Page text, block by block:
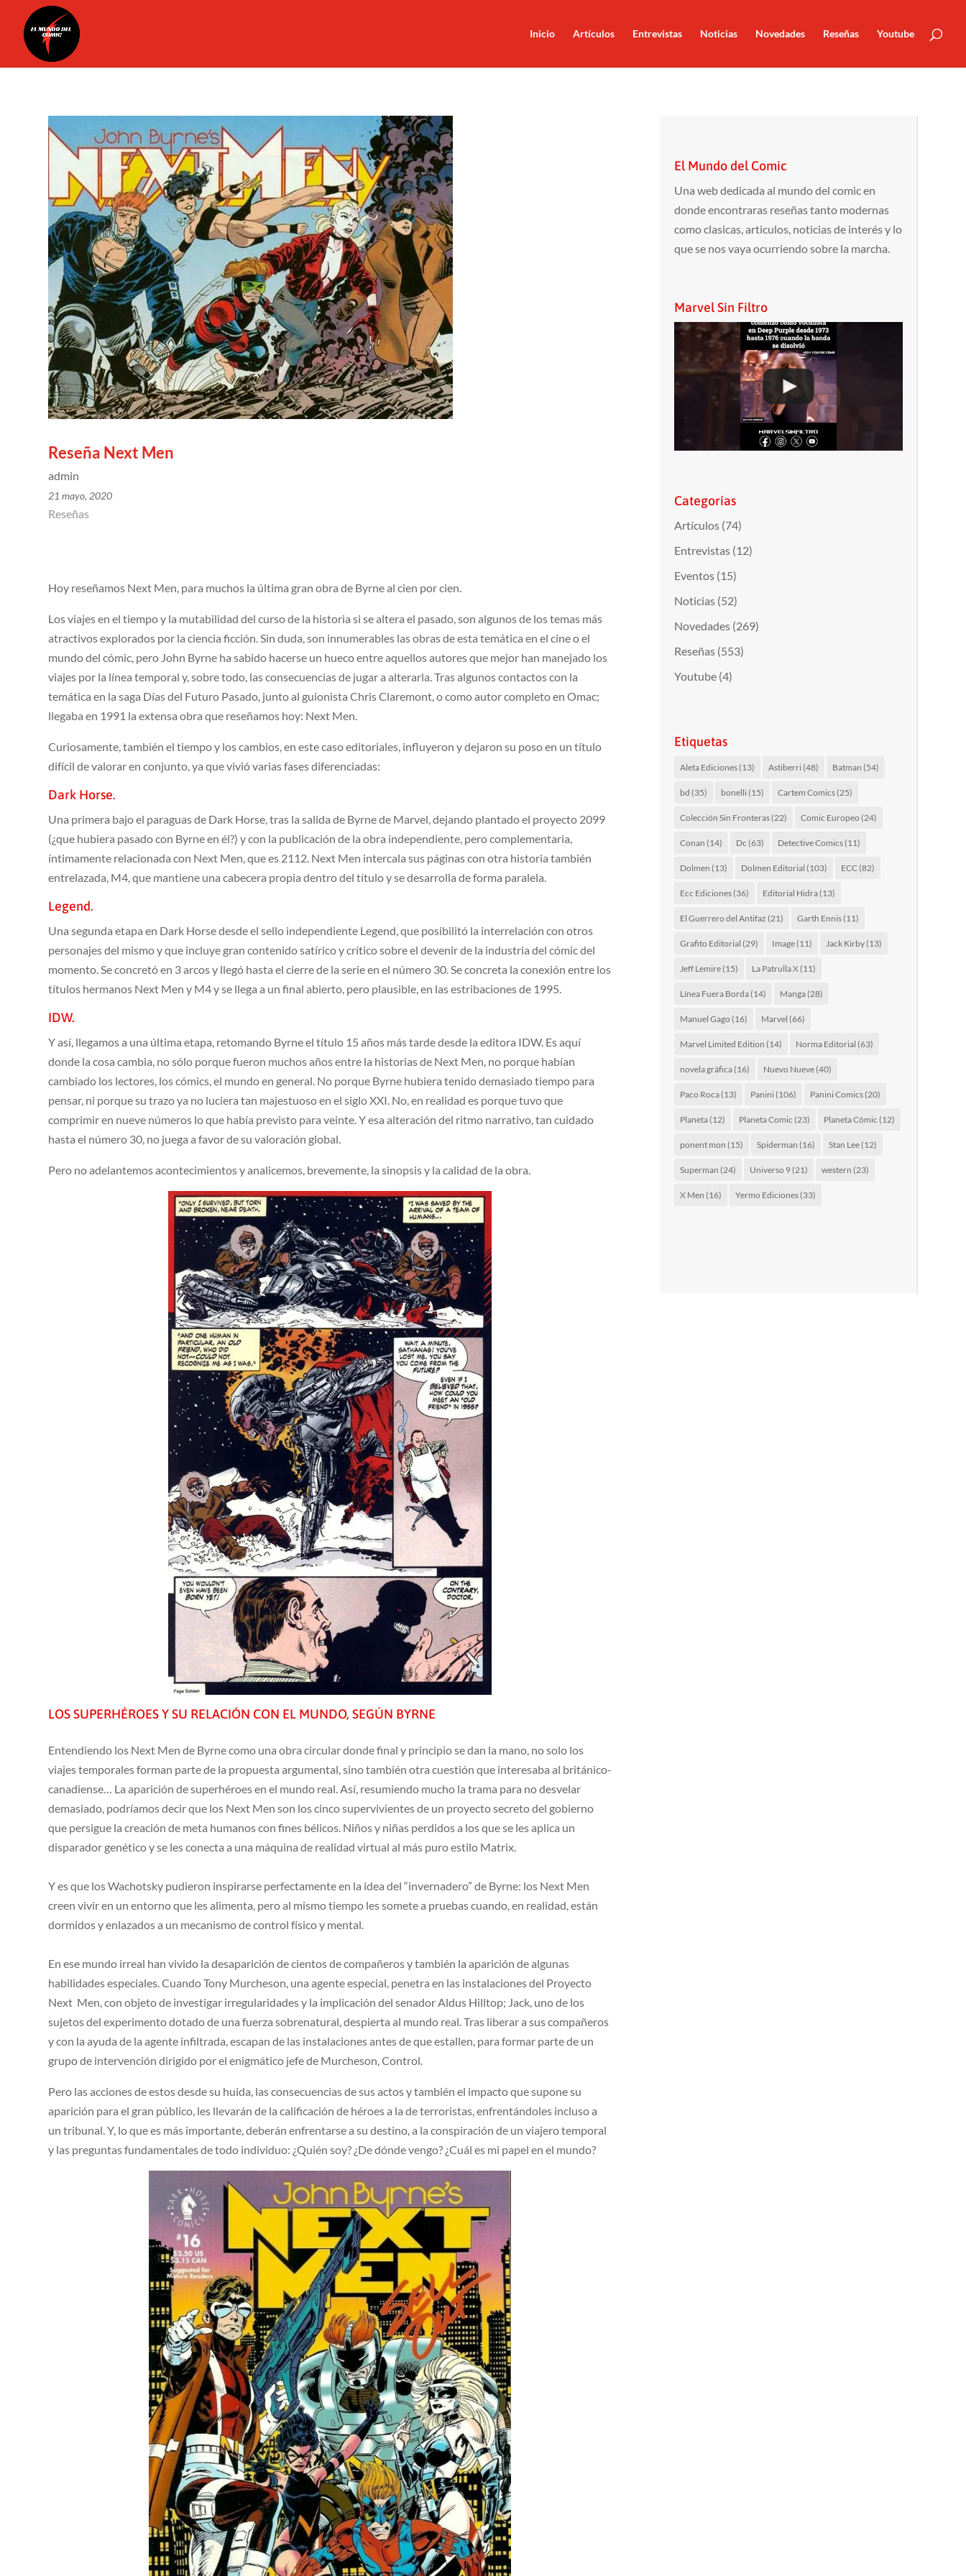
Inicio Artículos Entrevistas Noticias Novedades Reseñas Youtube
Reseña Next Men
admin
21 mayo, 2020
Reseñas
Hoy reseñamos Next Men, para muchos la última gran obra de Byrne al cien por cien.
Los viajes en el tiempo y la mutabilidad del curso de la historia si se altera el pasado, son algunos de los temas más
atractivos explorados por la ciencia ficción. Sin duda, son innumerables las obras de esta temática en el cine o el
mundo del cómic, pero John Byrne ha sabido hacerse un hueco entre aquellos autores que mejor han manejado los
viajes por la línea temporal y, sobre todo, las consecuencias de jugar a alterarla. Tras algunos contactos con la
temática en la saga Días del Futuro Pasado, junto al guionista Chris Claremont, o como autor completo en Omac;
llegaba en 1991 la extensa obra que reseñamos hoy: Next Men.
Curiosamente, también el tiempo y los cambios, en este caso editoriales, influyeron y dejaron su poso en un título
difícil de valorar en conjunto, ya que vivió varias fases diferenciadas:
Dark Horse.
Una primera bajo el paraguas de Dark Horse, tras la salida de Byrne de Marvel, dejando plantado el proyecto 2099
(¿que hubiera pasado con Byrne en él?) y con la publicación de la obra independiente, pero complementaria,
íntimamente relacionada con Next Men, que es 2112. Next Men intercala sus páginas con otra historia también
entrelazada, M4, que mantiene una cabecera propia dentro del título y se desarrolla de forma paralela.
Legend.
Una segunda etapa en Dark Horse desde el sello independiente Legend, que posibilitó la interrelación con otros
personajes del mismo y que incluye gran contenido satírico y crítico sobre el devenir de la industria del cómic del
momento. Se concretó en 3 arcos y llegó hasta el cierre de la serie en el número 30. Se concreta la conexión entre los
títulos hermanos Next Men y M4 y se llega a un final abierto, pero plausible, en las estribaciones de 1995.
IDW.
Y así, llegamos a una última etapa, retomando Byrne el título 15 años más tarde desde la editora IDW. Es aquí
donde la cosa cambia, no sólo porque fueron muchos años entre la historias de Next Men, no porque habían
cambiado los lectores, los cómics, el mundo en general. No porque Byrne hubiera tenido demasiado tiempo para
pensar, ni porque su trazo ya no luciera tan majestuoso en el siglo XXI. No, en realidad es porque tuvo que
comprimir en nueve números lo que había previsto para veinte. Y esa alteración del ritmo narrativo, tan cuidado
hasta el número 30, no juega a favor de su valoración global.
Pero no adelantemos acontecimientos y analicemos, brevemente, la sinopsis y la calidad de la obra.
LOS SUPERHÉROES Y SU RELACIÓN CON EL MUNDO, SEGÚN BYRNE
Entendiendo los Next Men de Byrne como una obra circular donde final y principio se dan la mano, no solo los
viajes temporales forman parte de la propuesta argumental, sino también otra cuestión que interesaba al británico-
canadiense… La aparición de superhéroes en el mundo real. Así, resumiendo mucho la trama para no desvelar
demasiado, podríamos decir que los Next Men son los cinco supervivientes de un proyecto secreto del gobierno
que persigue la creación de meta humanos con fines bélicos. Niños y niñas perdidos a los que se les aplica un
disparador genético y se les conecta a una máquina de realidad virtual al más puro estilo Matrix.
Y es que los Wachotsky pudieron inspirarse perfectamente en la idea del “invernadero” de Byrne: los Next Men
creen vivir en un entorno que les alimenta, pero al mismo tiempo les somete a pruebas cuando, en realidad, están
dormidos y enlazados a un mecanismo de control físico y mental.
En ese mundo irreal han vivido la desaparición de cientos de compañeros y también la aparición de algunas
habilidades especiales. Cuando Tony Murcheson, una agente especial, penetra en las instalaciones del Proyecto
Next Men, con objeto de investigar irregularidades y la implicación del senador Aldus Hilltop; Jack, uno de los
sujetos del experimento dotado de una fuerza sobrenatural, despierta al mundo real. Tras liberar a sus compañeros
y con la ayuda de la agente infiltrada, escapan de las instalaciones antes de que estallen, para formar parte de un
grupo de intervención dirigido por el enigmático jefe de Murcheson, Control.
Pero las acciones de estos desde su huida, las consecuencias de sus actos y también el impacto que supone su
aparición para el gran público, les llevarán de la calificación de héroes a la de terroristas, enfrentándoles incluso a
un tribunal. Y, lo que es más importante, deberán enfrentarse a su destino, a la conspiración de un viajero temporal
y las preguntas fundamentales de todo individuo: ¿Quién soy? ¿De dónde vengo? ¿Cuál es mi papel en el mundo?
El Mundo del Comic
Una web dedicada al mundo del comic en
donde encontraras reseñas tanto modernas
como clasicas, articulos, noticias de interés y lo
que se nos vaya ocurriendo sobre la marcha.
Marvel Sin Filtro
Categorías
Artículos(74)
Entrevistas(12)
Eventos(15)
Noticias(52)
Novedades(269)
Reseñas(553)
Youtube(4)
Etiquetas
Aleta Ediciones(13) Astiberri(48) Batman (54)
bd (35) bonelli(15) Cartem Comics(25)
Colección Sin Fronteras(22) Comic Europeo (24)
Conan (14) Dc (63) Detective Comics(11)
Dolmen (13) Dolmen Editorial (103) ECC(82)
Ecc Ediciones(36) Editorial Hidra(13)
El Guerrero del Antifaz (21) Garth Ennis(11)
Grafito Editorial (29) Image(11) Jack Kirby(13)
Jeff Lemire(15) La Patrulla X(11)
Línea Fuera Borda(14) Manga(28)
Manuel Gago (16) Marvel (66)
Marvel Limited Edition (14) Norma Editorial (63)
novela gráfica(16) Nuevo Nueve(40)
Paco Roca(13) Panini(106) Panini Comics(20)
Planeta(12) Planeta Comic (23) Planeta Cómic (12)
ponent mon (15) Spiderman (16) Stan Lee(12)
Superman (24) Universo 9(21) western (23)
X Men (16) Yermo Ediciones(33)